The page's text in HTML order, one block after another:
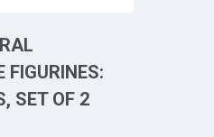
FIGURINES:
SET OF 2